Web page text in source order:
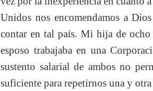
Unidos nos encomendamos a
contar en tal país. Mi hija de ocho
esposo trabajaba en una
sustento salarial de ambos no
suficiente para repetirnos una y